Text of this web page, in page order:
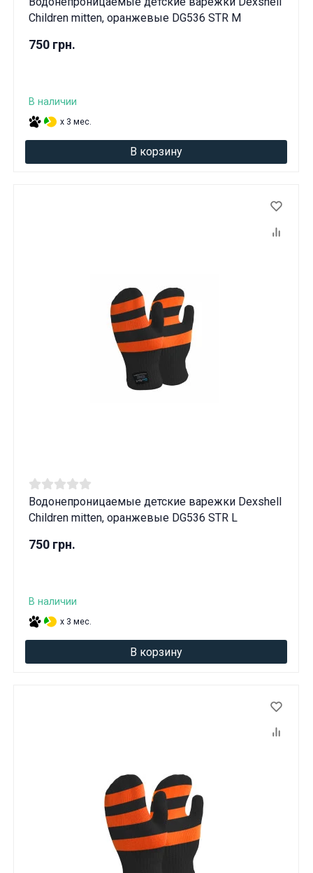
Children mitten, оранжевые DG536 STR M
750 грн.
В наличии
x 3 мес.
В корзину
Водонепроницаемые детские варежки Dexshell
Children mitten, оранжевые DG536 STR L
750 грн.
В наличии
x 3 мес.
В корзину